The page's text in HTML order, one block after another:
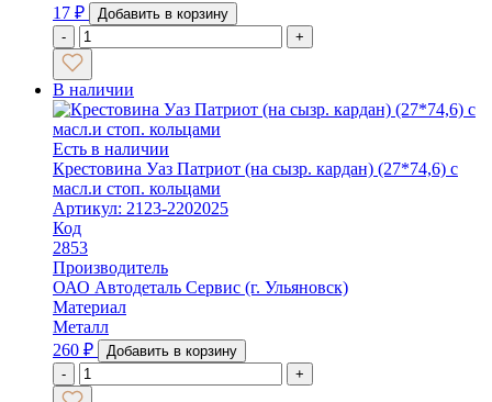
17 ₽
Добавить в корзину
-
+
В наличии
Есть в наличии
Крестовина Уаз Патриот (на сызр. кардан) (27*74,6) с
масл.и стоп. кольцами
Артикул: 2123-2202025
Код
2853
Производитель
ОАО Автодеталь Сервис (г. Ульяновск)
Материал
Металл
260 ₽
Добавить в корзину
-
+